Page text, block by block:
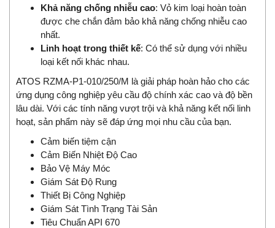
Khả năng chống nhiễu cao: Vỏ kim loại hoàn toàn
được che chắn đảm bảo khả năng chống nhiễu cao
nhất.
Linh hoạt trong thiết kế: Có thể sử dụng với nhiều
loại kết nối khác nhau.
ATOS RZMA-P1-010/250/M là giải pháp hoàn hảo cho các
ứng dụng công nghiệp yêu cầu độ chính xác cao và độ bền
lâu dài. Với các tính năng vượt trội và khả năng kết nối linh
hoạt, sản phẩm này sẽ đáp ứng mọi nhu cầu của bạn.
Cảm biến tiệm cận
Cảm Biến Nhiệt Độ Cao
Bảo Vệ Máy Móc
Giám Sát Độ Rung
Thiết Bị Công Nghiệp
Giám Sát Tình Trạng Tài Sản
Tiêu Chuẩn API 670